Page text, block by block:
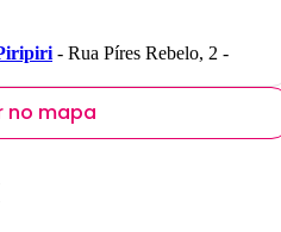
- Rua Píres Rebelo, 2 -
no mapa